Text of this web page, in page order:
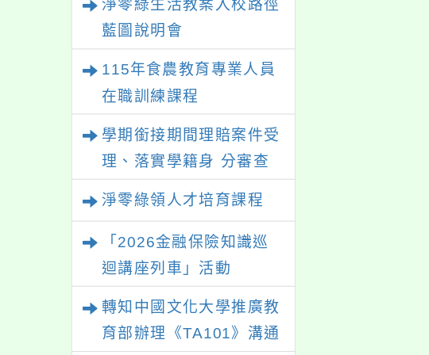
淨零綠生活教案入校路徑
藍圖說明會
115年食農教育專業人員
在職訓練課程
學期銜接期間理賠案件受
理、落實學籍身 分審查
淨零綠領人才培育課程
「2026金融保險知識巡
迴講座列車」活動
轉知中國文化大學推廣教
育部辦理《TA101》溝通